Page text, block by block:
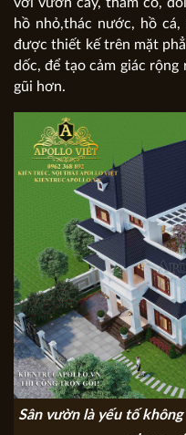
hồ nhỏ,thác nước, hồ
được thiết kế trên mặt
dốc, để tạo cảm giác rộng
gũi hơn.
Sân vườn là yếu tố